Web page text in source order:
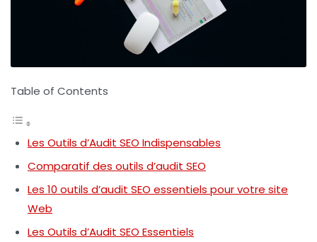
Table of Contents
Les Outils d’Audit SEO Indispensables
Comparatif des outils d’audit SEO
Les 10 outils d’audit SEO essentiels pour votre site
Web
Les Outils d’Audit SEO Essentiels